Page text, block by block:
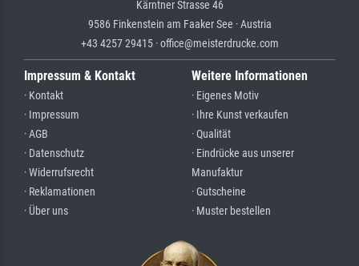
Kärntner Strasse 46
9586 Finkenstein am Faaker See · Austria
+43 4257 29415 · office@meisterdrucke.com
Impressum & Kontakt
· Kontakt
· Impressum
· AGB
· Datenschutz
· Widerrufsrecht
· Reklamationen
· Über uns
Weitere Informationen
· Eigenes Motiv
· Ihre Kunst verkaufen
· Qualität
· Eindrücke aus unserer
Manufaktur
· Gutscheine
· Muster bestellen